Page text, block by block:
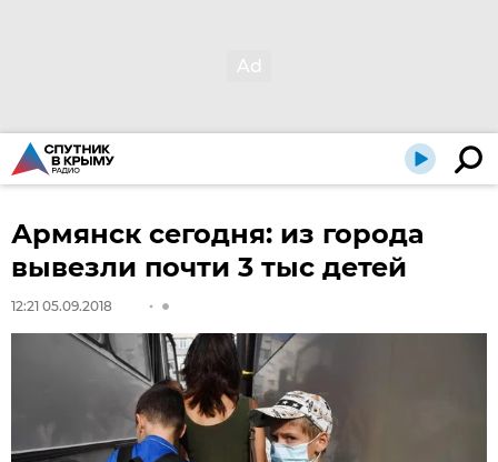
Армянск сегодня: из города
вывезли почти 3 тыс детей
12:21 05.09.2018